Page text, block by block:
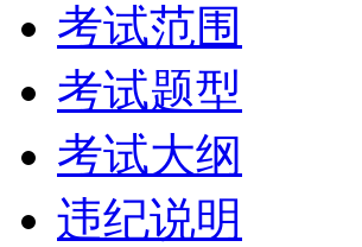
考试范围
考试题型
考试大纲
违纪说明